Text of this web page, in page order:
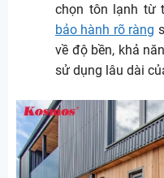
chọn tôn lạnh từ
bảo hành rõ ràng
về độ bền, khả
sử dụng lâu dài